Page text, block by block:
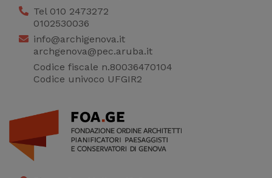
Tel 010 2473272
0102530036
info@archigenova.it
archgenova@pec.aruba.it
Codice fiscale n.80036470104
Codice univoco UFGIR2